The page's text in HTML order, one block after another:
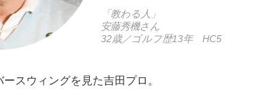
「教わる人」
安藤秀機さん
32歳／ゴルフ歴13年 HC5
スウィングを見た吉田プロ。